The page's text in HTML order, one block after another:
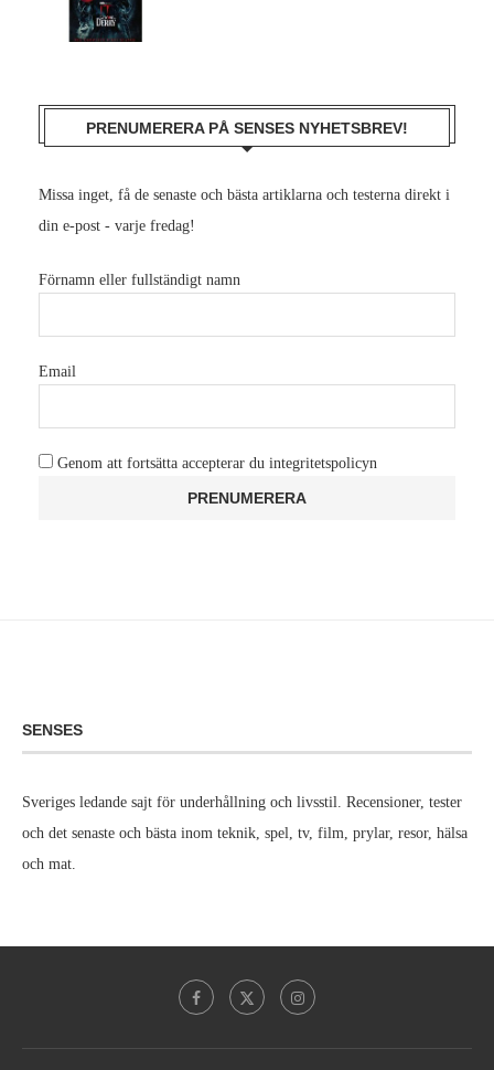
PRENUMERERA PÅ SENSES NYHETSBREV!
Missa inget, få de senaste och bästa artiklarna och testerna direkt i
din e-post - varje fredag!
Förnamn eller fullständigt namn
Email
Genom att fortsätta accepterar du integritetspolicyn
SENSES
Sveriges ledande sajt för underhållning och livsstil. Recensioner, tester
och det senaste och bästa inom teknik, spel, tv, film, prylar, resor, hälsa
och mat.